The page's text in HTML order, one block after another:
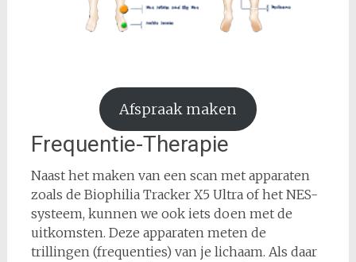
Afspraak maken
Frequentie-Therapie
Naast het maken van een scan met apparaten
zoals de Biophilia Tracker X5 Ultra of het NES-
systeem, kunnen we ook iets doen met de
uitkomsten. Deze apparaten meten de
trillingen (frequenties) van je lichaam. Als daar